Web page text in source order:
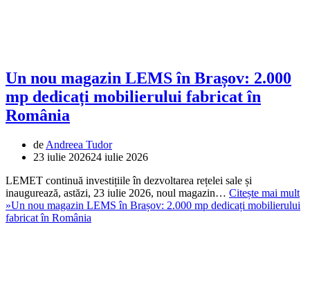
Un nou magazin LEMS în Brașov: 2.000
mp dedicați mobilierului fabricat în
România
de Andreea Tudor
23 iulie 202624 iulie 2026
LEMET continuă investițiile în dezvoltarea rețelei sale și
inaugurează, astăzi, 23 iulie 2026, noul magazin… Citește mai mult
»Un nou magazin LEMS în Brașov: 2.000 mp dedicați mobilierului
fabricat în România